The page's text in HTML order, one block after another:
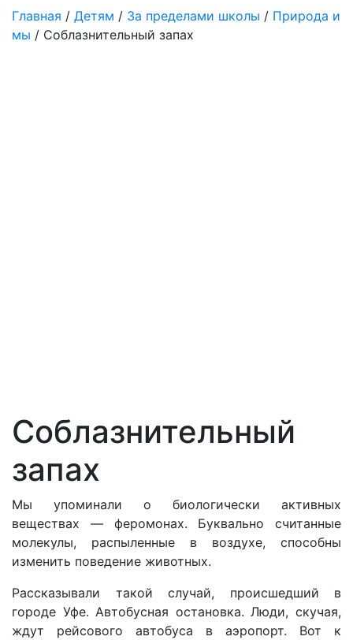
Главная / Детям / За пределами школы / Природа и
мы / Соблазнительный запах
Соблазнительный
запах
Мы упоминали о биологически активных
веществах — феромонах. Буквально считанные
молекулы, распыленные в воздухе, способны
изменить поведение животных.
Рассказывали такой случай, происшедший в
городе Уфе. Автобусная остановка. Люди, скучая,
ждут рейсового автобуса в аэропорт. Вот к